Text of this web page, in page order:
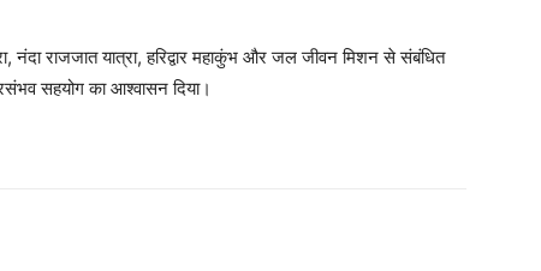
नंदा राजजात यात्रा, हरिद्वार महाकुंभ और जल जीवन मिशन से संबंधित
सहयोग का आश्वासन दिया।